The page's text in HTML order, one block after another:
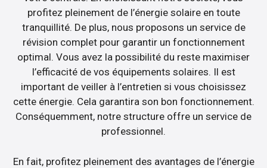
profitez pleinement de l’énergie solaire en toute
tranquillité. De plus, nous proposons un service de
révision complet pour garantir un fonctionnement
optimal. Vous avez la possibilité du reste maximiser
l’efficacité de vos équipements solaires. Il est
important de veiller à l’entretien si vous choisissez
cette énergie. Cela garantira son bon fonctionnement.
Conséquemment, notre structure offre un service de
professionnel.
En fait, profitez pleinement des avantages de l’énergie